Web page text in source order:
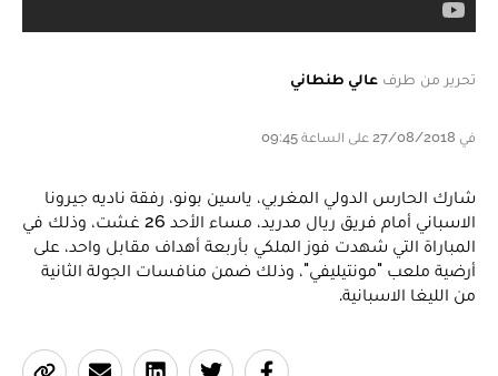
تحرير من طرف عالي طنطاني
في 27/08/2018 على الساعة 09:45
شارك الحارس الدولي المغربي، ياسين بونو، رفقة ناديه جيرونا
الاسباني أمام فريق ريال مدريد، مساء الأحد 26 غشت، وذلك في
المباراة التي شهدت فوز الملكي بأربعة أهداف مقابل واحد، على
أرضية ملعب "مونتيليفي"، وذلك ضمن منافسات الجولة الثانية
من الليغا الاسبانية.